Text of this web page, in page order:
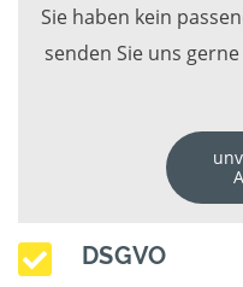
Sie haben kein
senden Sie uns
DSGVO